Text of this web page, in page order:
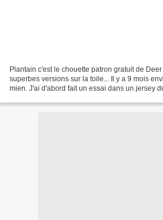
Plantain c'est le chouette patron gratuit de
superbes versions sur la toile... Il y a 9 mois
mien. J'ai d'abord fait un essai dans un jersey